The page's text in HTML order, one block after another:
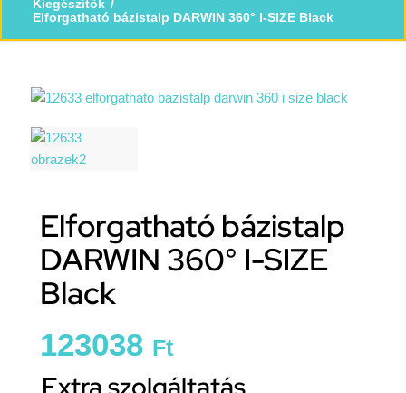
Kiegészítők /
Elforgatható bázistalp DARWIN 360° I-SIZE Black
Elforgatható bázistalp
DARWIN 360° I-SIZE
Black
123038 Ft